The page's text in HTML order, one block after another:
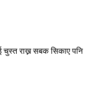
चुस्त राख्न सबक सिकाए पनि